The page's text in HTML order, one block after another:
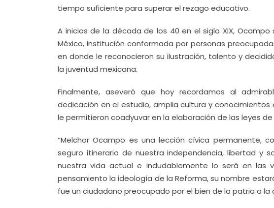
tiempo suficiente para superar el rezago educativo.
A inicios de la década de los 40 en el siglo XIX,
México, institución conformada por personas
en donde le reconocieron su ilustración, talento y
la juventud mexicana.
Finalmente, aseveró que hoy recordamos al
dedicación en el estudio, amplia cultura y
le permitieron coadyuvar en la elaboración de las leyes
“Melchor Ocampo es una lección cívica permanente,
seguro itinerario de nuestra independencia, libertad y
nuestra vida actual e indudablemente lo será en las
pensamiento la ideología de la Reforma, su nombre
fue un ciudadano preocupado por el bien de la patria a la